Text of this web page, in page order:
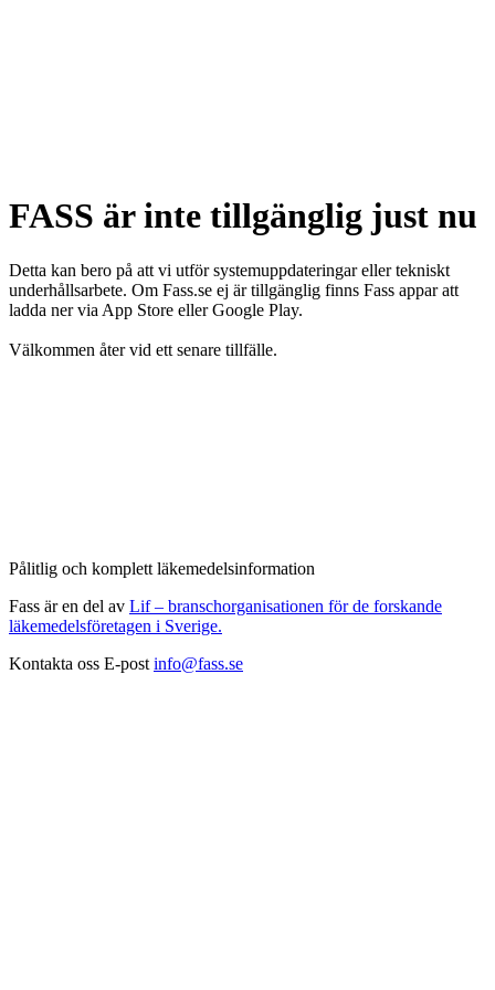
FASS är inte tillgänglig just nu
Detta kan bero på att vi utför systemuppdateringar eller tekniskt
underhållsarbete. Om Fass.se ej är tillgänglig finns Fass appar att
ladda ner via App Store eller Google Play.
Välkommen åter vid ett senare tillfälle.
Pålitlig och komplett läkemedelsinformation
Fass är en del av Lif – branschorganisationen för de forskande
läkemedelsföretagen i Sverige.
Kontakta oss E-post info@fass.se